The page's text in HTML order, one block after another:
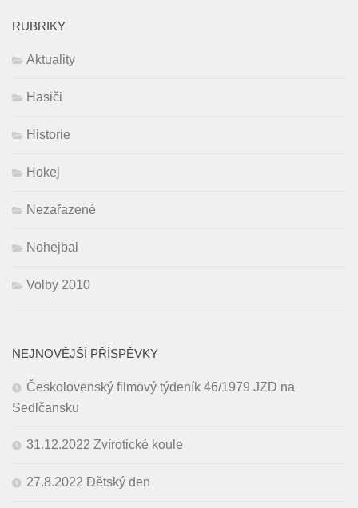
RUBRIKY
Aktuality
Hasiči
Historie
Hokej
Nezařazené
Nohejbal
Volby 2010
NEJNOVĚJŠÍ PŘÍSPĚVKY
Českolovenský filmový týdeník 46/1979 JZD na
Sedlčansku
31.12.2022 Zvírotické koule
27.8.2022 Dětský den